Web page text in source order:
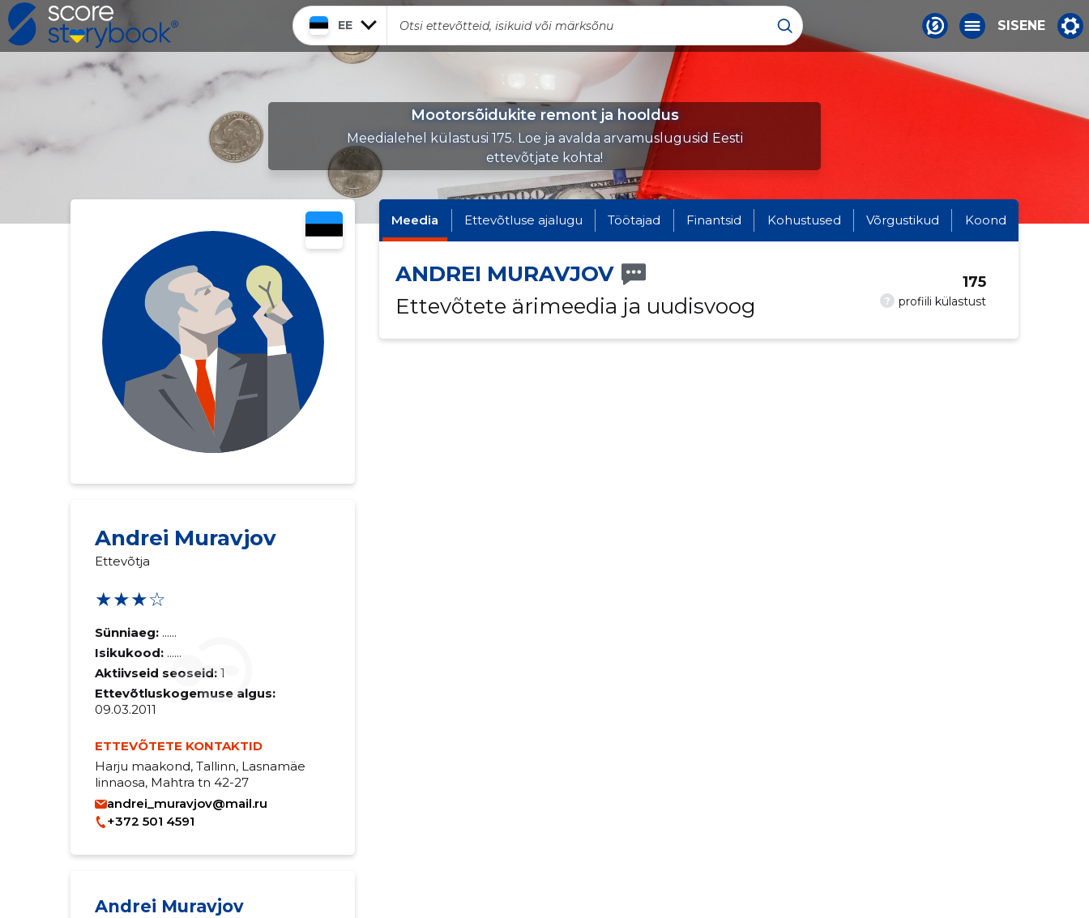
EE SISENE
Mootorsõidukite remont ja hooldus
Meedialehel külastusi 175. Loe ja avalda arvamuslugusid Eesti
ettevõtjate kohta!
Andrei Muravjov
Ettevõtja
★★★☆
Sünniaeg: ......
Isikukood: ......
Aktiivseid seoseid: 1
Ettevõtluskogemuse algus:
09.03.2011
ETTEVÕTETE KONTAKTID
Harju maakond, Tallinn, Lasnamäe
linnaosa, Mahtra tn 42-27
andrei_muravjov@mail.ru
+372 501 4591
Andrei Muravjov
Meedia Ettevõtluse ajalugu Töötajad Finantsid Kohustused Võrgustikud Koond
ANDREI MURAVJOV
Ettevõtete ärimeedia ja uudisvoog
? profiili külastust
175